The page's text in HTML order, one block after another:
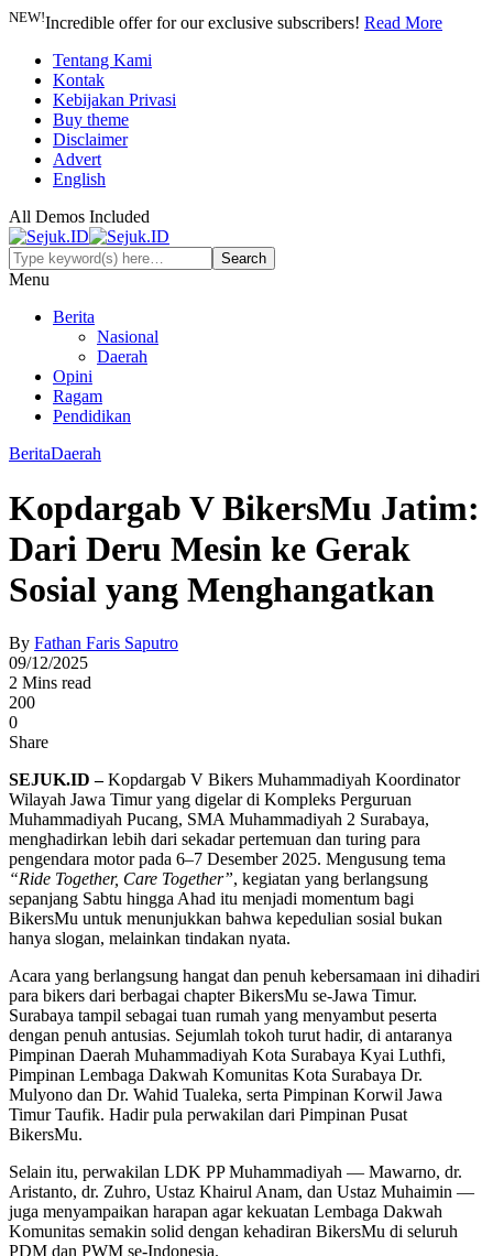
NEW!Incredible offer for our exclusive subscribers! Read More
Tentang Kami
Kontak
Kebijakan Privasi
Buy theme
Disclaimer
Advert
English
All Demos Included
Menu
Berita
Nasional
Daerah
Opini
Ragam
Pendidikan
BeritaDaerah
Kopdargab V BikersMu Jatim:
Dari Deru Mesin ke Gerak
Sosial yang Menghangatkan
By Fathan Faris Saputro
09/12/2025
2 Mins read
200
0
Share
SEJUK.ID –Kopdargab V Bikers Muhammadiyah Koordinator
Wilayah Jawa Timur yang digelar di Kompleks Perguruan
Muhammadiyah Pucang, SMA Muhammadiyah 2 Surabaya,
menghadirkan lebih dari sekadar pertemuan dan turing para
pengendara motor pada 6–7 Desember 2025. Mengusung tema
“Ride Together, Care Together”, kegiatan yang berlangsung
sepanjang Sabtu hingga Ahad itu menjadi momentum bagi
BikersMu untuk menunjukkan bahwa kepedulian sosial bukan
hanya slogan, melainkan tindakan nyata.
Acara yang berlangsung hangat dan penuh kebersamaan ini dihadiri
para bikers dari berbagai chapter BikersMu se-Jawa Timur.
Surabaya tampil sebagai tuan rumah yang menyambut peserta
dengan penuh antusias. Sejumlah tokoh turut hadir, di antaranya
Pimpinan Daerah Muhammadiyah Kota Surabaya Kyai Luthfi,
Pimpinan Lembaga Dakwah Komunitas Kota Surabaya Dr.
Mulyono dan Dr. Wahid Tualeka, serta Pimpinan Korwil Jawa
Timur Taufik. Hadir pula perwakilan dari Pimpinan Pusat
BikersMu.
Selain itu, perwakilan LDK PP Muhammadiyah — Mawarno, dr.
Aristanto, dr. Zuhro, Ustaz Khairul Anam, dan Ustaz Muhaimin —
juga menyampaikan harapan agar kekuatan Lembaga Dakwah
Komunitas semakin solid dengan kehadiran BikersMu di seluruh
PDM dan PWM se-Indonesia.